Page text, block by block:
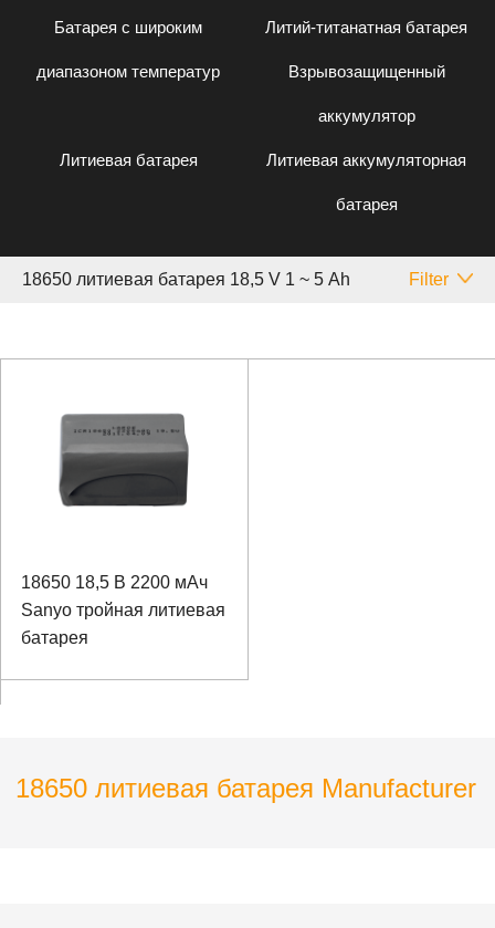
Батарея с широким
диапазоном температур
Литий-титанатная батарея
Взрывозащищенный
аккумулятор
Литиевая батарея Литиевая аккумуляторная
батарея
18650 литиевая батарея 18,5 V 1 ~ 5 Аh Filter
18650 18,5 В 2200 мАч
Sanyo тройная литиевая
батарея
18650 литиевая батарея Manufacturer